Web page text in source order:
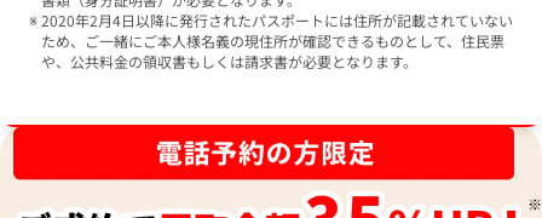
2020年2月4日以降に発行されたパスポートには住所が記載されていない
ため、ご一緒にご本人様名義の現住所が確認できるものとして、住民票
や、公共料金の領収書もしくは請求書が必要となります。